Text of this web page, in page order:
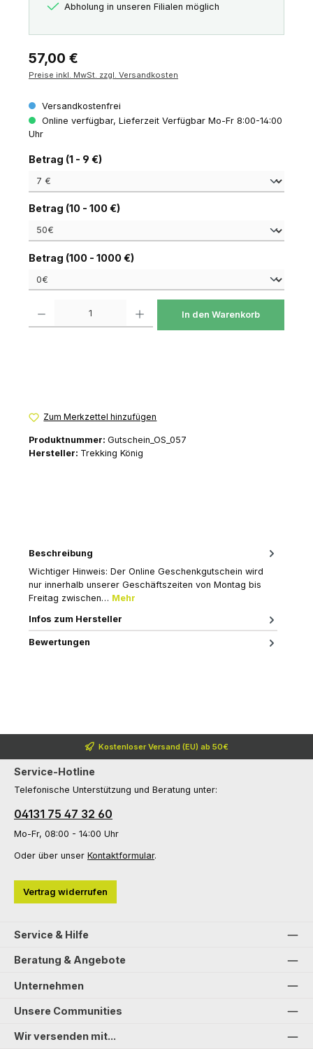
Abholung in unseren Filialen möglich
Regulärer Preis:
57,00 €
Preise inkl. MwSt. zzgl. Versandkosten
Versandkostenfrei
Online verfügbar, Lieferzeit Verfügbar Mo-Fr 8:00-14:00
Uhr
Betrag (1 - 9 €)auswählen
Betrag (10 - 100 €)auswählen
Betrag (100 - 1000 €)auswählen
In den Warenkorb
Zum Merkzettel hinzufügen
Produktnummer: Gutschein_OS_057
Hersteller: Trekking König
Beschreibung
Wichtiger Hinweis: Der Online Geschenkgutschein wird
nur innerhalb unserer Geschäftszeiten von Montag bis
Freitag zwischen… Mehr
Infos zum Hersteller
Bewertungen
Kostenloser Versand (EU) ab 50€
Service-Hotline
Telefonische Unterstützung und Beratung unter:
04131 75 47 32 60
Mo-Fr, 08:00 - 14:00 Uhr
Oder über unser Kontaktformular.
Vertrag widerrufen
Service & Hilfe
Beratung & Angebote
Unternehmen
Unsere Communities
Wir versenden mit...